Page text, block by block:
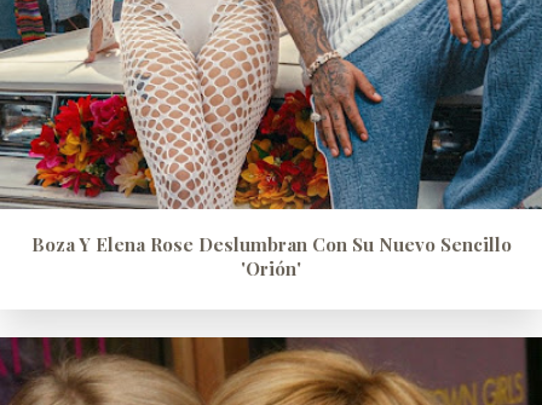
Boza Y Elena Rose Deslumbran Con Su Nuevo Sencillo
'Orión'